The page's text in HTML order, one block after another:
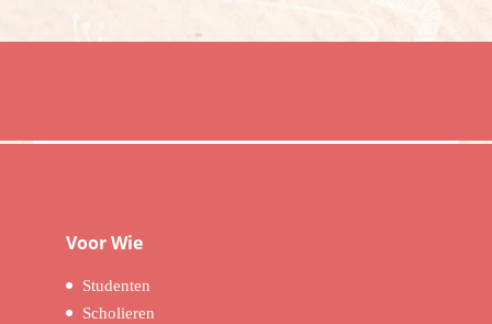
Voor Wie
Studenten
Scholieren